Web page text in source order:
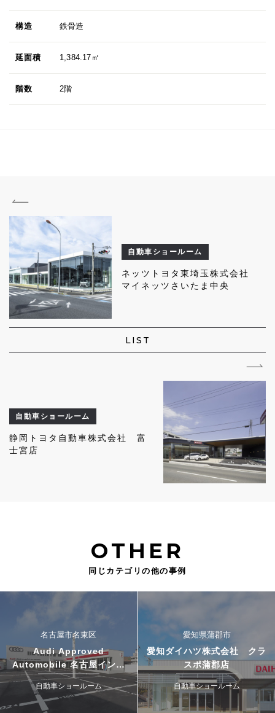
構造 鉄骨造
延面積 1,384.17㎡
階数 2階
自動車ショールーム
ネッツトヨタ東埼玉株式会社
マイネッツさいたま中央
LIST
自動車ショールーム
静岡トヨタ自動車株式会社 富
士宮店
OTHER
同じカテゴリの他の事例
名古屋市名東区
Audi Approved
Automobile 名古屋インタ
ー・ドゥカティ名古屋イース
ト
自動車ショールーム
愛知県蒲郡市
愛知ダイハツ株式会社 クラ
スポ蒲郡店
自動車ショールーム